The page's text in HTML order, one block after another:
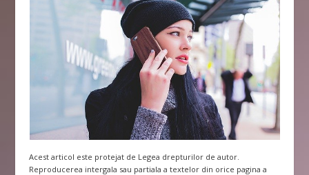
Acest articol este protejat de Legea drepturilor de autor.
Reproducerea intergala sau partiala a textelor din orice pagina a